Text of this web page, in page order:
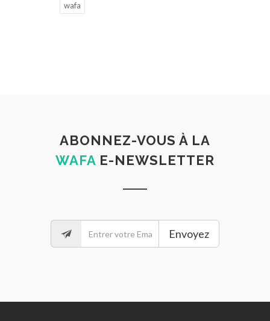
wafa
ABONNEZ-VOUS À LA
WAFA E-NEWSLETTER
Envoyez